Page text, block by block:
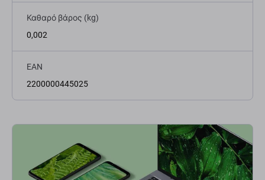
Καθαρό βάρος (kg)
0,002
EAN
2200000445025